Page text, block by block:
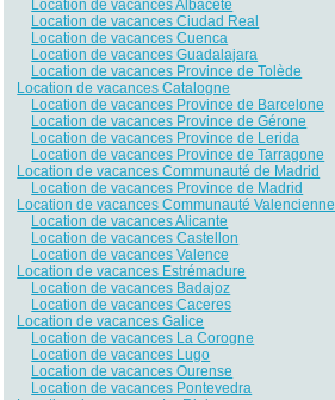
Location de vacances Albacete
Location de vacances Ciudad Real
Location de vacances Cuenca
Location de vacances Guadalajara
Location de vacances Province de Tolède
Location de vacances Catalogne
Location de vacances Province de Barcelone
Location de vacances Province de Gérone
Location de vacances Province de Lerida
Location de vacances Province de Tarragone
Location de vacances Communauté de Madrid
Location de vacances Province de Madrid
Location de vacances Communauté Valencienne
Location de vacances Alicante
Location de vacances Castellon
Location de vacances Valence
Location de vacances Estrémadure
Location de vacances Badajoz
Location de vacances Caceres
Location de vacances Galice
Location de vacances La Corogne
Location de vacances Lugo
Location de vacances Ourense
Location de vacances Pontevedra